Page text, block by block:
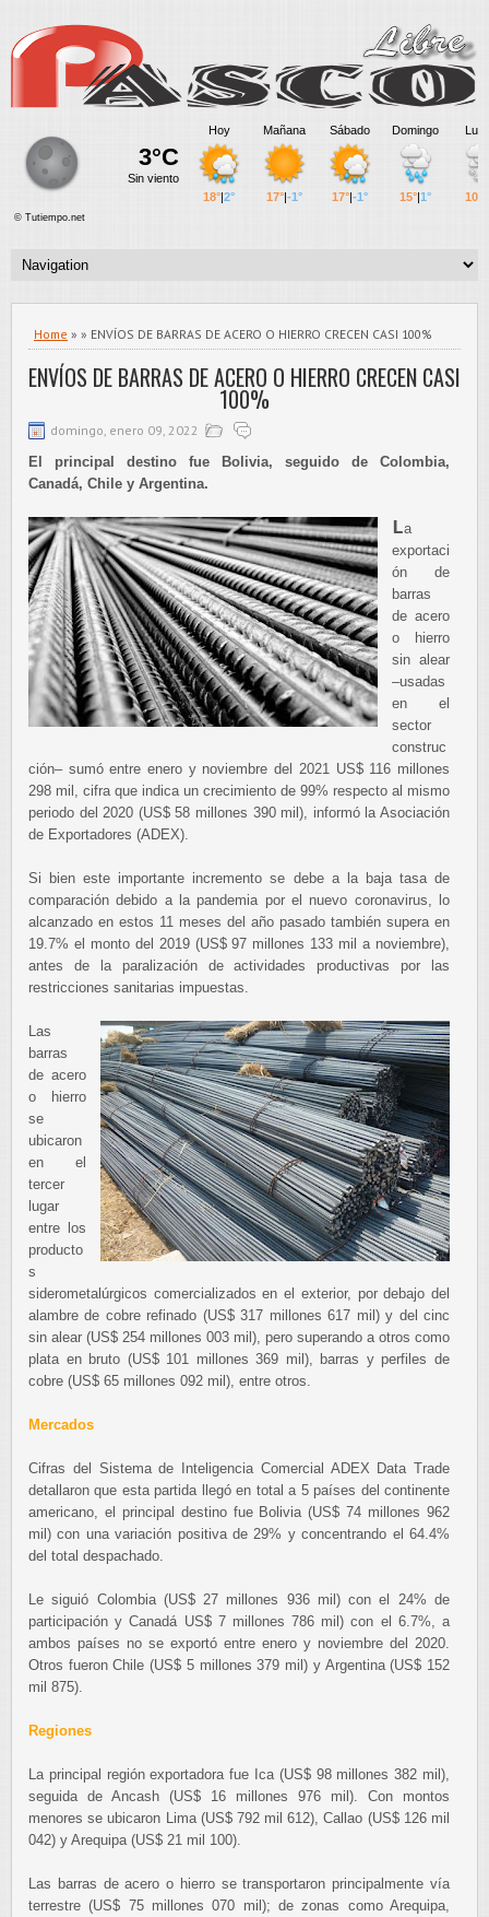
Home » » ENVÍOS DE BARRAS DE ACERO O HIERRO CRECEN CASI 100%
ENVÍOS DE BARRAS DE ACERO O HIERRO CRECEN CASI
100%
domingo, enero 09, 2022
El principal destino fue Bolivia, seguido de Colombia,
Canadá, Chile y Argentina.
La
exportaci
ón de
barras
de acero
o hierro
sin alear
–usadas
en el
sector
construc
ción– sumó entre enero y noviembre del 2021 US$ 116 millones
298 mil, cifra que indica un crecimiento de 99% respecto al mismo
periodo del 2020 (US$ 58 millones 390 mil), informó la Asociación
de Exportadores (ADEX).
Si bien este importante incremento se debe a la baja tasa de
comparación debido a la pandemia por el nuevo coronavirus, lo
alcanzado en estos 11 meses del año pasado también supera en
19.7% el monto del 2019 (US$ 97 millones 133 mil a noviembre),
antes de la paralización de actividades productivas por las
restricciones sanitarias impuestas.
Las
barras
de acero
o hierro
se
ubicaron
en el
tercer
lugar
entre los
producto
s
siderometalúrgicos comercializados en el exterior, por debajo del
alambre de cobre refinado (US$ 317 millones 617 mil) y del cinc
sin alear (US$ 254 millones 003 mil), pero superando a otros como
plata en bruto (US$ 101 millones 369 mil), barras y perfiles de
cobre (US$ 65 millones 092 mil), entre otros.
Mercados
Cifras del Sistema de Inteligencia Comercial ADEX Data Trade
detallaron que esta partida llegó en total a 5 países del continente
americano, el principal destino fue Bolivia (US$ 74 millones 962
mil) con una variación positiva de 29% y concentrando el 64.4%
del total despachado.
Le siguió Colombia (US$ 27 millones 936 mil) con el 24% de
participación y Canadá US$ 7 millones 786 mil) con el 6.7%, a
ambos países no se exportó entre enero y noviembre del 2020.
Otros fueron Chile (US$ 5 millones 379 mil) y Argentina (US$ 152
mil 875).
Regiones
La principal región exportadora fue Ica (US$ 98 millones 382 mil),
seguida de Ancash (US$ 16 millones 976 mil). Con montos
menores se ubicaron Lima (US$ 792 mil 612), Callao (US$ 126 mil
042) y Arequipa (US$ 21 mil 100).
Las barras de acero o hierro se transportaron principalmente vía
terrestre (US$ 75 millones 070 mil); de zonas como Arequipa,